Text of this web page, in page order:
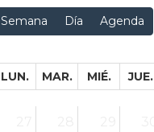
Semana Día Agenda
LUN. MAR. MIÉ. JUE.